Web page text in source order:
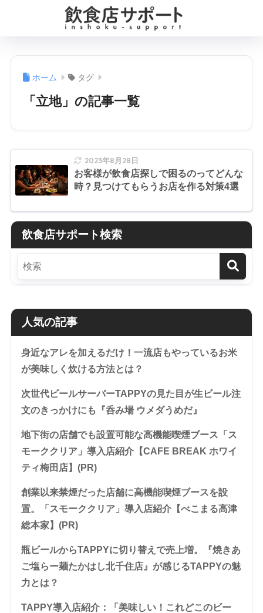
ホーム タグ
「立地」の記事一覧
2023年8月28日
お客様が飲食店探しで困るのってどんな
時？見つけてもらうお店を作る対策4選
飲食店サポート検索
人気の記事
身近なアレを加えるだけ！一流店もやっているお米
が美味しく炊ける方法とは？
次世代ビールサーバーTAPPYの見た目が生ビール注
文のきっかけにも『呑み場 ウメダうめだ』
地下街の店舗でも設置可能な高機能喫煙ブース「ス
モーククリア」導入店紹介【CAFE BREAK ホワイ
ティ梅田店】(PR)
創業以来禁煙だった店舗に高機能喫煙ブースを設
置。「スモーククリア」導入店紹介【べこまる高津
総本家】(PR)
瓶ビールからTAPPYに切り替えで売上増。『焼きあ
ご塩らー麺たかはし北千住店』が感じるTAPPYの魅
力とは？
TAPPY導入店紹介：「美味しい！これどこのビー